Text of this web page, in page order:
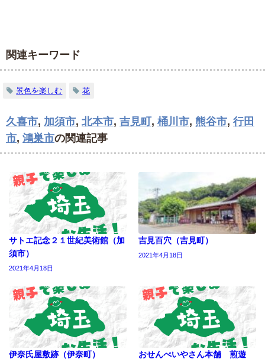
関連キーワード
景色を楽しむ 花
久喜市, 加須市, 北本市, 吉見町 , 桶川市, 熊谷市, 行田
市, 鴻巣市の関連記事
サトエ記念２１世紀美術館（加
須市）
2021年4月18日
吉見百穴（吉見町）
2021年4月18日
伊奈氏屋敷跡（伊奈町）
おせんべいやさん本舗 煎遊